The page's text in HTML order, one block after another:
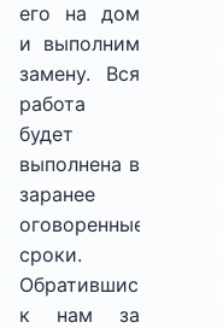
его на дом
и выполним
замену. Вся
работа
будет
выполнена в
заранее
оговоренные
сроки.
Обратившись
к нам за